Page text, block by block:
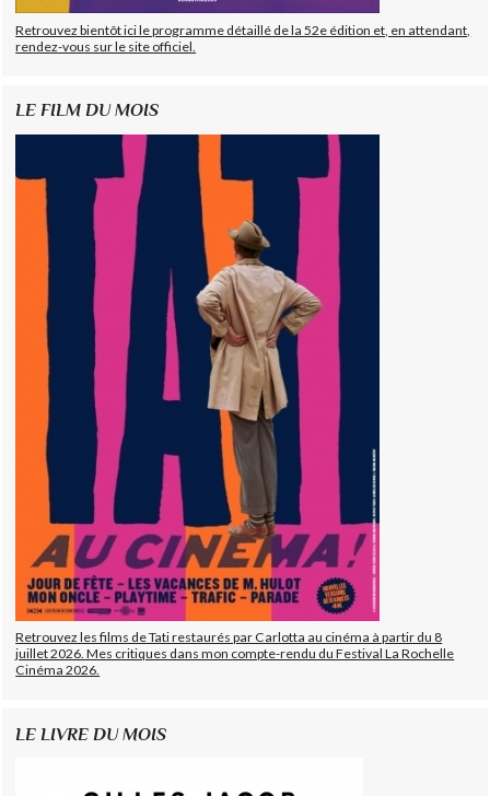
Retrouvez bientôt ici le programme détaillé de la 52e édition et, en attendant,
rendez-vous sur le site officiel.
LE FILM DU MOIS
Retrouvez les films de Tati restaurés par Carlotta au cinéma à partir du 8
juillet 2026. Mes critiques dans mon compte-rendu du Festival La Rochelle
Cinéma 2026.
LE LIVRE DU MOIS